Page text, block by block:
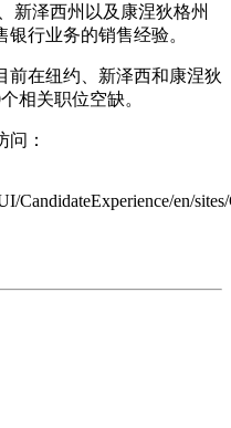
新泽西州以及康涅狄格州
行业务的销售经验。
在纽约、新泽西和康涅狄
相关职位空缺。
：
hcmUI/